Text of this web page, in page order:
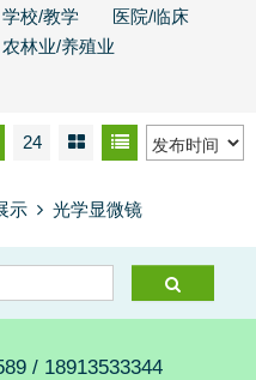
学校/教学
医院/临床
农林业/养殖业
24
示 光学显微镜
/ 18913533344